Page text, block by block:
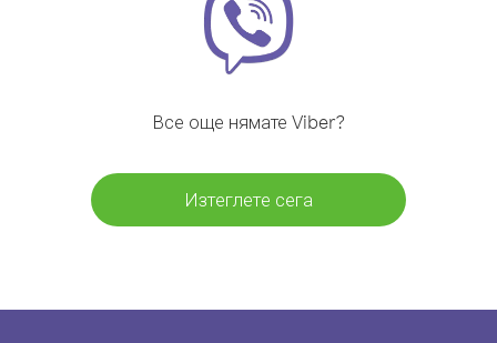
Все още нямате Viber?
Изтеглете сега